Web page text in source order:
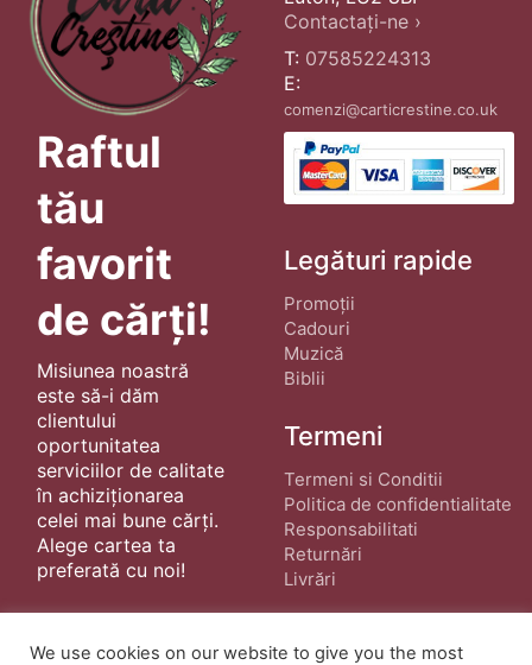
Raftul
tău
favorit
de cărți!
Misiunea noastră
este să-i dăm
clientului
oportunitatea
serviciilor de calitate
în achiziționarea
celei mai bune cărți.
Alege cartea ta
preferată cu noi!
Contactați-ne ›
T: 07585224313
E:
comenzi@carticrestine.co.uk
Legături rapide
Promoții
Cadouri
Muzică
Biblii
Termeni
Termeni si Conditii
Politica de confidentialitate
Responsabilitati
Returnări
Livrări
We use cookies on our website to give you the most